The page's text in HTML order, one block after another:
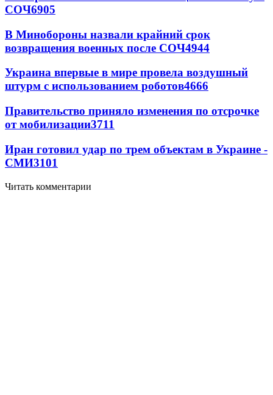
СОЧ6905
В Минобороны назвали крайний срок
возвращения военных после СОЧ4944
Украина впервые в мире провела воздушный
штурм с использованием роботов4666
Правительство приняло изменения по отсрочке
от мобилизации3711
Иран готовил удар по трем объектам в Украине -
СМИ3101
Читать комментарии